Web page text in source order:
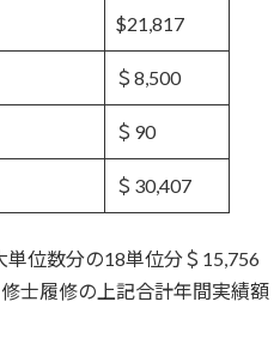
$21,817
＄8,500
＄90
＄30,407
位数分の18単位分＄15,756
士履修の上記合計年間実績額